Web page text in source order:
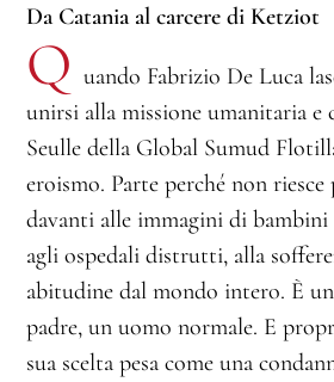
Da Catania al carcere di Ketziot
Q uando Fabrizio De Luca
unirsi alla missione umanitaria e
Seulle della Global Sumud
eroismo. Parte perché non
davanti alle immagini di bambini
agli ospedali distrutti, alla
abitudine dal mondo intero. È
padre, un uomo normale. E
sua scelta pesa come una